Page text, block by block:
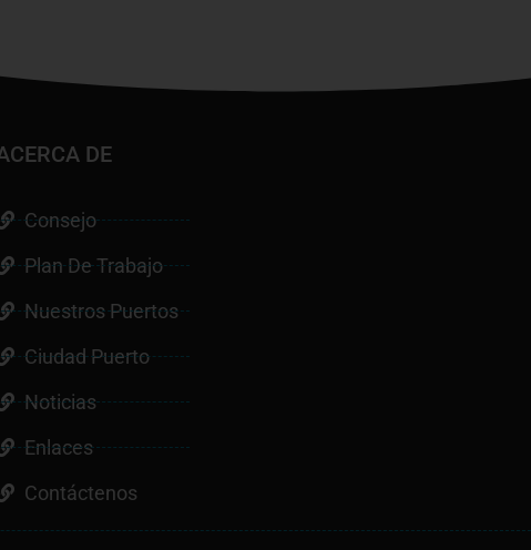
DE
Consejo
Plan De Trabajo
Nuestros Puertos
Ciudad Puerto
Noticias
Enlaces
Contáctenos